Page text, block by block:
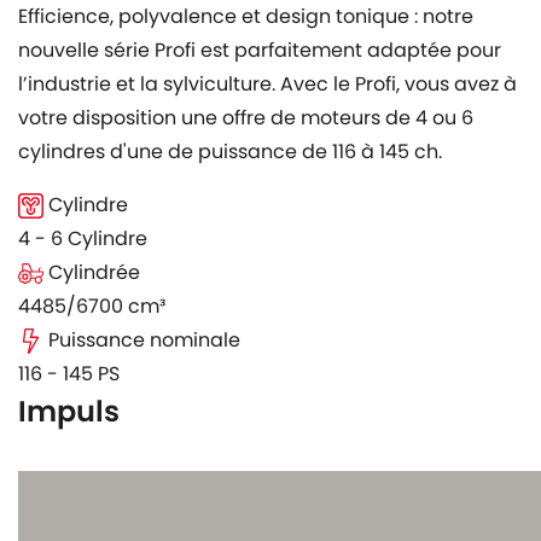
Efficience, polyvalence et design tonique : notre
nouvelle série Profi est parfaitement adaptée pour
l’industrie et la sylviculture. Avec le Profi, vous avez à
votre disposition une offre de moteurs de 4 ou 6
cylindres d'une de puissance de 116 à 145 ch.
Cylindre
4 - 6 Cylindre
Cylindrée
4485/6700 cm³
Puissance nominale
116 - 145 PS
Impuls